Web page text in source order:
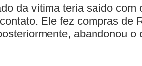
da vítima teria saído com
Ele fez compras de
abandonou o